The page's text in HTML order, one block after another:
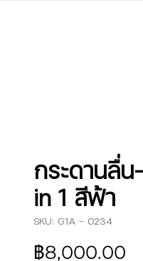
กระดานลื่
in 1 สีฟ้า
SKU: G1A - 0234
฿8,000.00